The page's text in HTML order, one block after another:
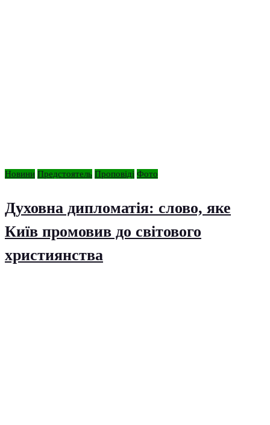
Новини Предстоятель Проповіді Фото
Духовна дипломатія: слово, яке
Київ промовив до світового
християнства